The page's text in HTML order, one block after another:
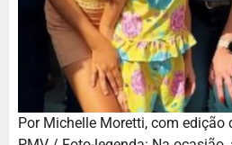
Por Michelle Moretti, com edição